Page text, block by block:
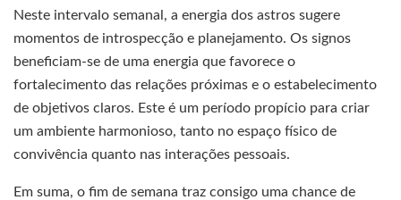
Neste intervalo semanal, a energia dos astros sugere
momentos de introspecção e planejamento. Os signos
beneficiam-se de uma energia que favorece o
fortalecimento das relações próximas e o estabelecimento
de objetivos claros. Este é um período propício para criar
um ambiente harmonioso, tanto no espaço físico de
convivência quanto nas interações pessoais.
Em suma, o fim de semana traz consigo uma chance de